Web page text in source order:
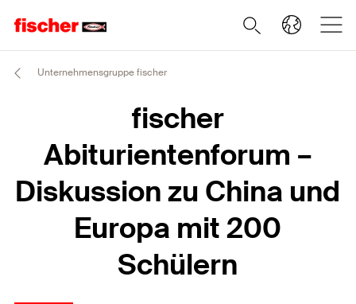
Unternehmensgruppe fischer
fischer
Abiturientenforum –
Diskussion zu China und
Europa mit 200
Schülern